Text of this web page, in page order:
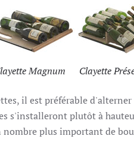
Magnum Clayette
il est préférable
s'installeront plutôt à
nombre plus important de